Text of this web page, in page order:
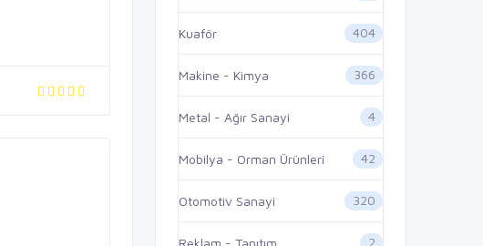
Kuaför 404
Makine - Kimya 366
Metal - Ağır Sanayi 4
Mobilya - Orman Ürünleri 42
Otomotiv Sanayi 320
Reklam - Tanıtım 2